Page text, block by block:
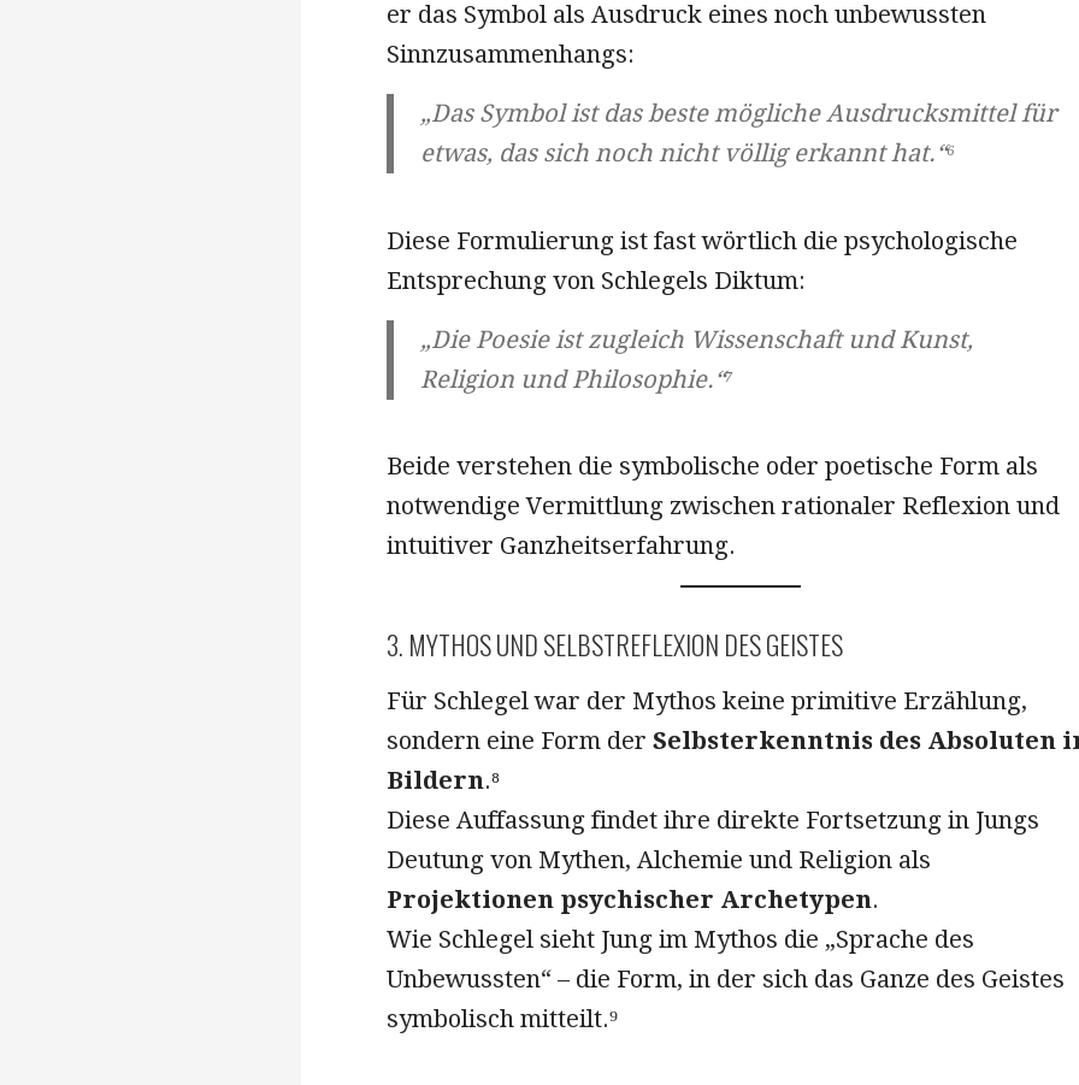
er das Symbol als Ausdruck eines noch unbewussten
Sinnzusammenhangs:
„Das Symbol ist das beste mögliche Ausdrucksmittel für
etwas, das sich noch nicht völlig erkannt hat.“⁶
Diese Formulierung ist fast wörtlich die psychologische
Entsprechung von Schlegels Diktum:
„Die Poesie ist zugleich Wissenschaft und Kunst,
Religion und Philosophie.“⁷
Beide verstehen die symbolische oder poetische Form als
notwendige Vermittlung zwischen rationaler Reflexion und
intuitiver Ganzheitserfahrung.
3. MYTHOS UND SELBSTREFLEXION DES GEISTES
Für Schlegel war der Mythos keine primitive Erzählung,
sondern eine Form der Selbsterkenntnis des Absoluten
Bildern.⁸
Diese Auffassung findet ihre direkte Fortsetzung in Jungs
Deutung von Mythen, Alchemie und Religion als
Projektionen psychischer Archetypen.
Wie Schlegel sieht Jung im Mythos die „Sprache des
Unbewussten“ – die Form, in der sich das Ganze des Geistes
symbolisch mitteilt.⁹